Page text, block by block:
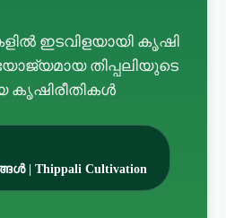
ഇടവിളയായി കൃഷി
തിപ്പലിയുടെ
കൃഷിരീതികൾ
Thippali Cultivation